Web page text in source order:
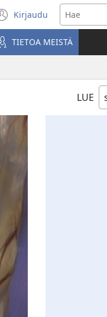
Kirjaudu
(avaa
uuden
ikkunan)
TIETOA MEISTÄ
LUE